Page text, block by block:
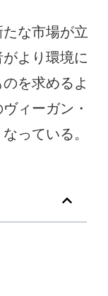
な市場が立
より環境に
を求めるよ
ィーガン・
っている。